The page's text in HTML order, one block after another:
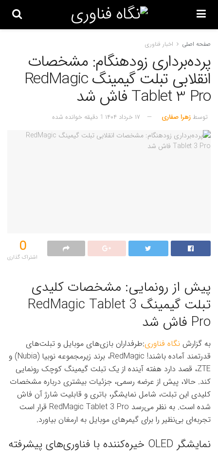
صفحه اصلی اخبار فناوری
پرده‌برداری زودهنگام: مشخصات
انقلابی تبلت گیمینگ RedMagic
Tablet 3 Pro فاش شد
توسط زهرا صفاری ۱۷ خرداد ۱۴۰۴ 1 دقیقه خوانده شده
0
اشتراک گذاری‌
پیش از رونمایی: مشخصات کلیدی
تبلت گیمینگ RedMagic Tablet 3
Pro فاش شد
به گزارش نگاه فناوری:طرفداران بازی‌های موبایل و تبلت‌های
قدرتمند آماده باشند! RedMagic، برند زیرمجموعه نوبیا (Nubia) و
ZTE، قصد دارد هفته آینده از یک تبلت گیمینگ کوچک رونمایی
کند. حالا، پیش از عرضه رسمی، جزئیات بیشتری درباره مشخصات
کلیدی این تبلت، شامل نمایشگر، باتری و قابلیت شارژ آن فاش
شده است. به نظر می‌رسد RedMagic Tablet 3 Pro قرار است
تجربه‌ای بی‌نظیر را برای گیمرهای موبایل به ارمغان بیاورد.
نمایشگر OLED خیره‌کننده با فناوری‌های پیشرفته